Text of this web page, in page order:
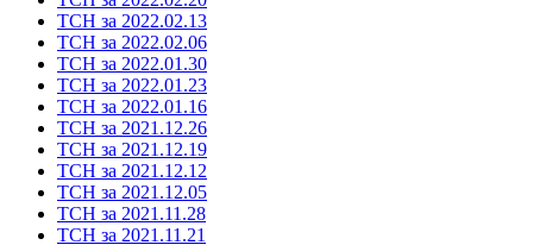
ТСН за 2022.02.13
ТСН за 2022.02.06
ТСН за 2022.01.30
ТСН за 2022.01.23
ТСН за 2022.01.16
ТСН за 2021.12.26
ТСН за 2021.12.19
ТСН за 2021.12.12
ТСН за 2021.12.05
ТСН за 2021.11.28
ТСН за 2021.11.21